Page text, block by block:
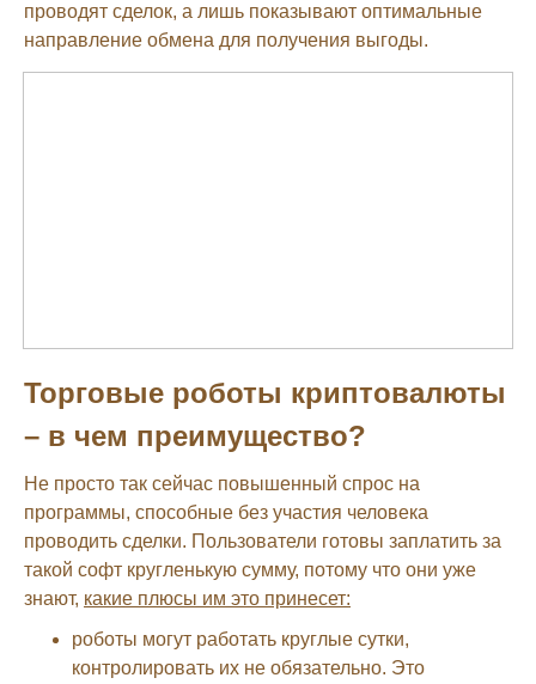
проводят сделок, а лишь показывают оптимальные
направление обмена для получения выгоды.
Торговые роботы криптовалюты
– в чем преимущество?
Не просто так сейчас повышенный спрос на
программы, способные без участия человека
проводить сделки. Пользователи готовы заплатить за
такой софт кругленькую сумму, потому что они уже
знают, какие плюсы им это принесет:
роботы могут работать круглые сутки,
контролировать их не обязательно. Это